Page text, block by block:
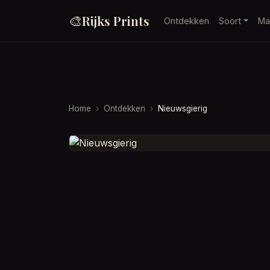
🎨Rijks Prints Ontdekken Soort
Home Ontdekken Nieuwsgierig